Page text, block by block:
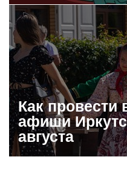
Как
афиши
августа